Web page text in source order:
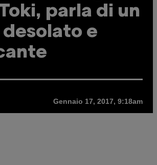
parla di un
e
Gennaio 17, 2017, 9:18am